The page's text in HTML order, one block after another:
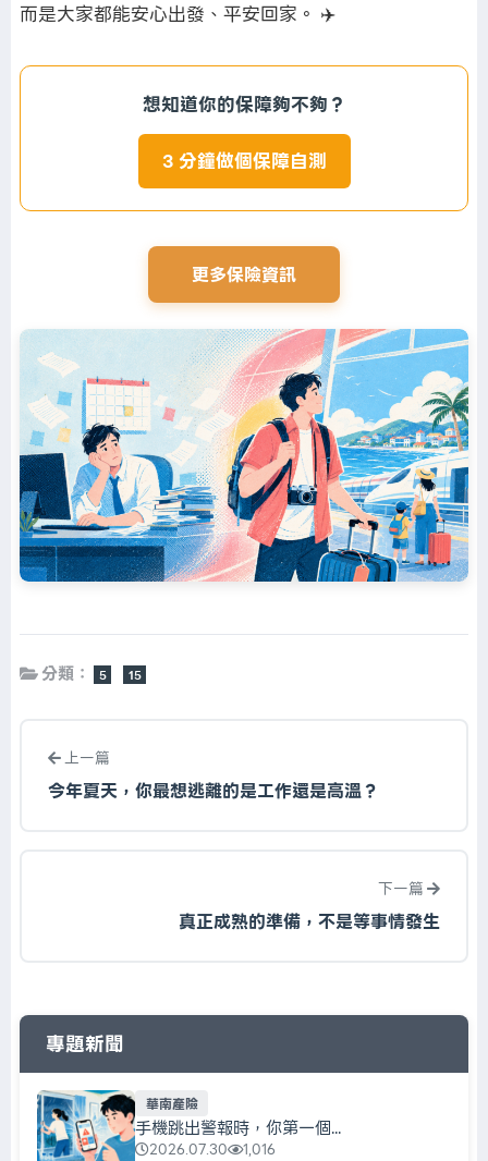
而是大家都能安心出發、平安回家。 ✈️
想知道你的保障夠不夠？
3 分鐘做個保障自測
更多保險資訊
分類： 5 15
上一篇
今年夏天，你最想逃離的是工作還是高溫？
下一篇
真正成熟的準備，不是等事情發生
專題新聞
華南產險
手機跳出警報時，你第一個...
2026.07.30 1,016